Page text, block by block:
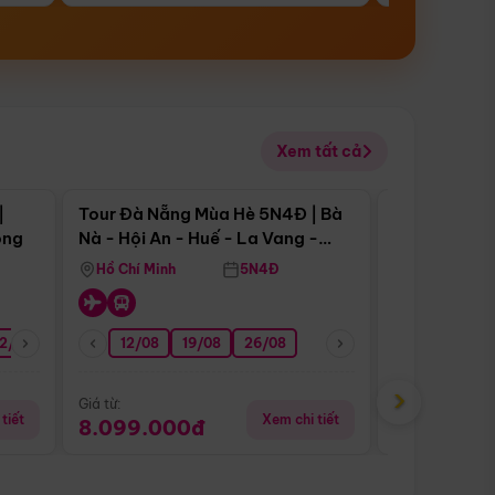
Xem tất cả
08 26/08 05/09 09/09 12/09
tiết
Điểm nổi bật
Tour Đà Nẵng Mùa Hè 5N4Đ | Bà
Nà - Hội An - Huế - La Vang -
Động Thiên Đường
Hồ Chí Minh 5N4Đ
12/08 19/08 26/08
Giá từ:
8.099.000đ Xem chi tiết
Giá từ:
›